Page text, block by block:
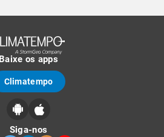
Baixe os apps
Climatempo
Siga-nos